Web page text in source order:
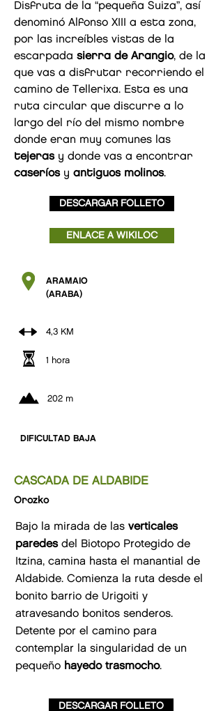
Disfruta de la “pequeña Suiza”, así
denominó Alfonso XIII a esta zona,
por las increíbles vistas de la
escarpada sierra de Arangio, de la
que vas a disfrutar recorriendo el
camino de Tellerixa. Esta es una
ruta circular que discurre a lo
largo del río del mismo nombre
donde eran muy comunes las
tejeras y donde vas a encontrar
caseríos y antiguos molinos.
DESCARGAR FOLLETO
ENLACE A WIKILOC
ARAMAIO
(ARABA)
4,3 KM
1 hora
202 m
DIFICULTAD BAJA
CASCADA DE ALDABIDE
Orozko
Bajo la mirada de las verticales
paredesdel Biotopo Protegido de
Itzina, camina hasta el manantial de
Aldabide. Comienza la ruta desde el
bonito barrio de Urigoiti y
atravesando bonitos senderos.
Detente por el camino para
contemplar la singularidad de un
pequeño hayedo trasmocho.
DESCARGAR FOLLETO